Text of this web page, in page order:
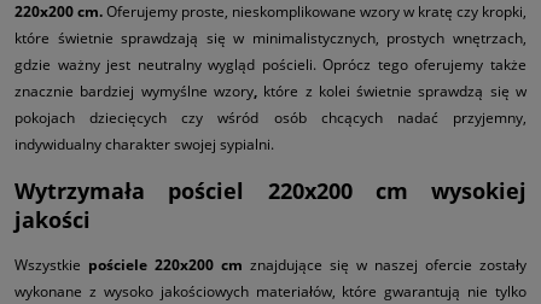
220x200 cm.Oferujemy proste, nieskomplikowane wzory w kratę czy kropki,
które świetnie sprawdzają się w minimalistycznych, prostych wnętrzach,
gdzie ważny jest neutralny wygląd pościeli. Oprócz tego oferujemy także
znacznie bardziej wymyślne wzory, które z kolei świetnie sprawdzą się w
pokojach dziecięcych czy wśród osób chcących nadać przyjemny,
indywidualny charakter swojej sypialni.
Wytrzymała pościel 220x200 cm wysokiej
jakości
Wszystkie pościele 220x200 cm znajdujące się w naszej ofercie zostały
wykonane z wysoko jakościowych materiałów, które gwarantują nie tylko